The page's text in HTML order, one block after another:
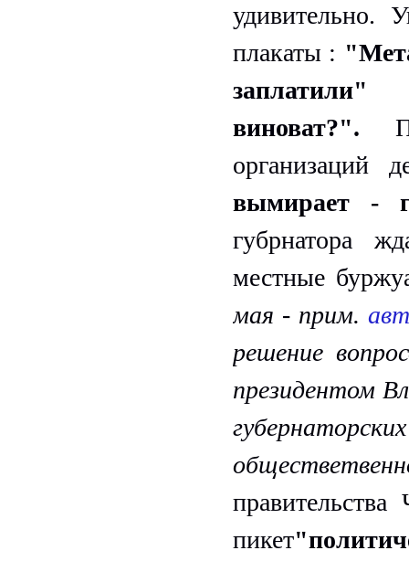
удивительно.
плакаты :
виноват?".
организаций
вымирает -
губрнатора
местные
мая - прим. авт
решение
президентом
пикет